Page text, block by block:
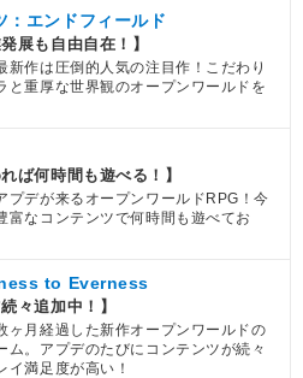
：エンドフィールド
展も自由自在！】
新作は圧倒的人気の注目作！こだわり
と重厚な世界観のオープンワールドを
ば何時間も遊べる！】
プデが来るオープンワールドRPG！今
富なコンテンツで何時間も遊べてお
to Everness
々追加中！】
ヶ月経過した新作オープンワールドの
ム。アプデのたびにコンテンツが続々
イ満足度が高い！